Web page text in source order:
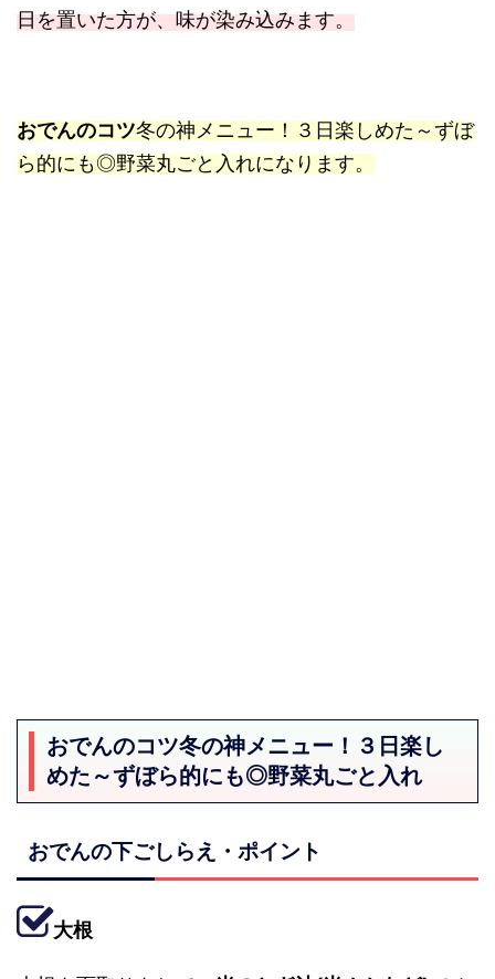
日を置いた方が、味が染み込みます。
おでんのコツ冬の神メニュー！３日楽しめた～ずぼ
ら的にも◎野菜丸ごと入れになります。
おでんのコツ冬の神メニュー！３日楽し
めた～ずぼら的にも◎野菜丸ごと入れ
おでんの下ごしらえ・ポイント
大根